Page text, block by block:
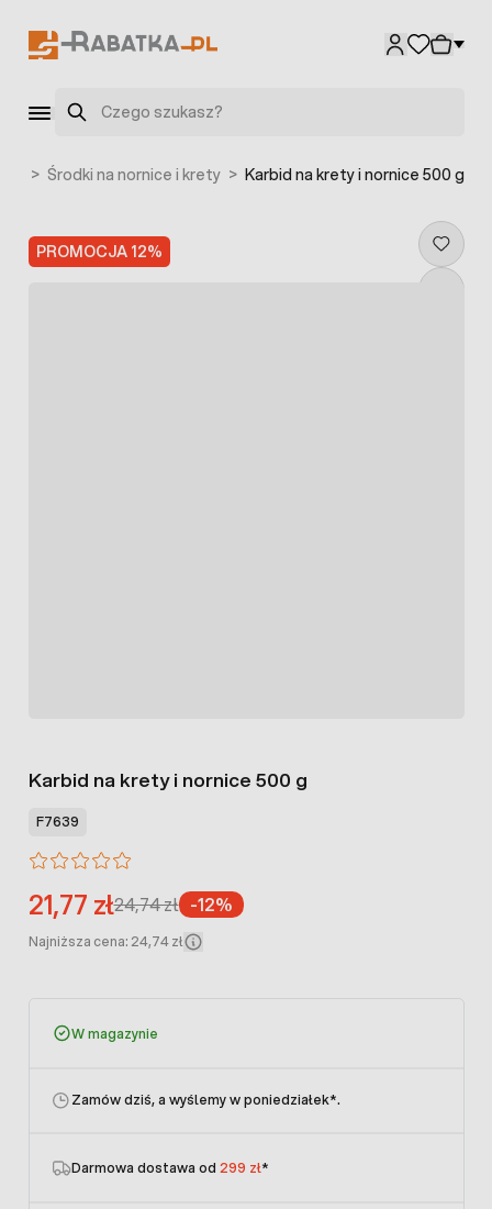
Szukaj
> Środki na nornice i krety > Karbid na krety i nornice 500 g
PROMOCJA 12%
Karbid na krety i nornice 500 g
F7639
21,77 zł24,74 zł -12%
Najniższa cena: 24,74 zł
W magazynie
Zamów dziś, a wyślemy w poniedziałek*.
Darmowa dostawa od 299 zł*